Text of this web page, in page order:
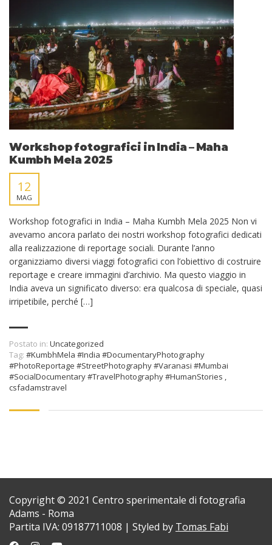
Workshop fotografici in India – Maha
Kumbh Mela 2025
12
MAG
Workshop fotografici in India – Maha Kumbh Mela 2025 Non vi
avevamo ancora parlato dei nostri workshop fotografici dedicati
alla realizzazione di reportage sociali. Durante l’anno
organizziamo diversi viaggi fotografici con l’obiettivo di costruire
reportage e creare immagini d’archivio. Ma questo viaggio in
India aveva un significato diverso: era qualcosa di speciale, quasi
irripetibile, perché […]
Postato in: Uncategorized
Tag: #KumbhMela #India #DocumentaryPhotography
#PhotoReportage #StreetPhotography #Varanasi #Mumbai
#SocialDocumentary #TravelPhotography #HumanStories ,
csfadamstravel
Copyright © 2021 Centro sperimentale di fotografia
Adams - Roma
Partita IVA: 09187711008 | Styled by Tomas Fabi